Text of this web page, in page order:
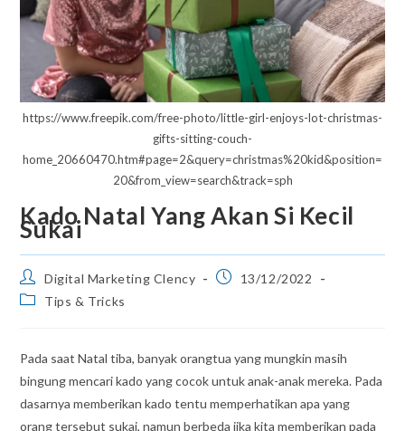
https://www.freepik.com/free-photo/little-girl-enjoys-lot-christmas-
gifts-sitting-couch-
home_20660470.htm#page=2&query=christmas%20kid&position=
20&from_view=search&track=sph
Kado Natal Yang Akan Si Kecil
Sukai
Digital Marketing Clency
13/12/2022
Tips & Tricks
Pada saat Natal tiba, banyak orangtua yang mungkin masih
bingung mencari kado yang cocok untuk anak-anak mereka. Pada
dasarnya memberikan kado tentu memperhatikan apa yang
orang tersebut sukai, namun berbeda jika kita memberikan pada